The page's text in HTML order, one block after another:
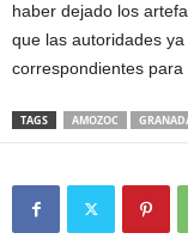
haber dejado los
que las autoridades
correspondientes para
TAGS AMOZOC